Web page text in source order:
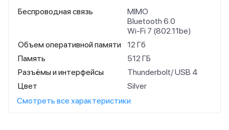
Беспроводная связь
MIMO
Bluetooth 6.0
Wi-Fi 7 (802.11be)
Объем оперативной памяти
12 Гб
Память
512 ГБ
Разъёмы и интерфейсы
Thunderbolt/ USB 4
Цвет
Silver
Смотреть все характеристики